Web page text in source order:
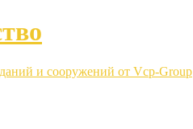
и сооружений от Vcp-Group